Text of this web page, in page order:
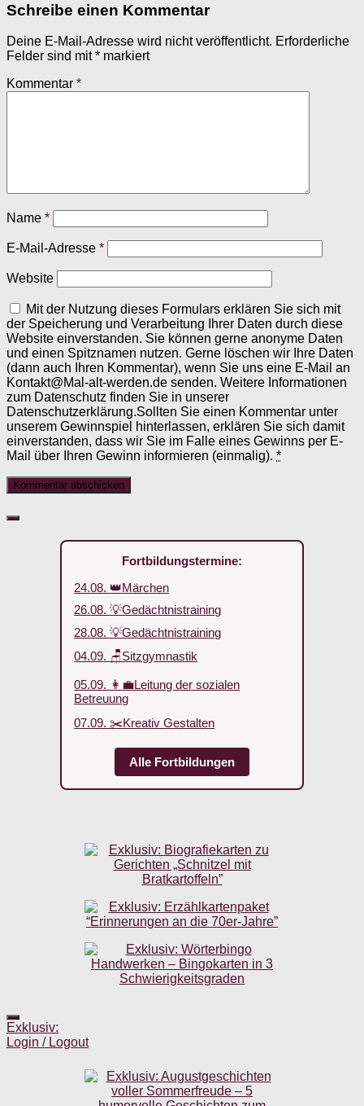
Schreibe einen Kommentar
Deine E-Mail-Adresse wird nicht veröffentlicht. Erforderliche
Felder sind mit* markiert
Kommentar *
Name *
E-Mail-Adresse *
Website
Mit der Nutzung dieses Formulars erklären Sie sich mit
der Speicherung und Verarbeitung Ihrer Daten durch diese
Website einverstanden. Sie können gerne anonyme Daten
und einen Spitznamen nutzen. Gerne löschen wir Ihre Daten
(dann auch Ihren Kommentar), wenn Sie uns eine E-Mail an
Kontakt@Mal-alt-werden.de senden. Weitere Informationen
zum Datenschutz finden Sie in unserer
Datenschutzerklärung.Sollten Sie einen Kommentar unter
unserem Gewinnspiel hinterlassen, erklären Sie sich damit
einverstanden, dass wir Sie im Falle eines Gewinns per E-
Mail über Ihren Gewinn informieren (einmalig). *
Fortbildungstermine:
24.08. 👑Märchen
26.08. 💡Gedächtnistraining
28.08. 💡Gedächtnistraining
04.09. 🪑Sitzgymnastik
05.09. 👩‍💼Leitung der sozialen
Betreuung
07.09. ✂️Kreativ Gestalten
Alle Fortbildungen
Exklusiv:
Login / Logout